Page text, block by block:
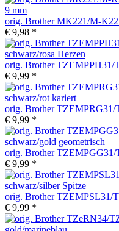
orig. Brother MK221/M-
€ 9,98 *
orig. Brother TZEMPPH31/
€ 9,99 *
orig. Brother TZEMPRG31/
€ 9,99 *
orig. Brother
€ 9,99 *
orig. Brother TZEMPSL31/
€ 9,99 *